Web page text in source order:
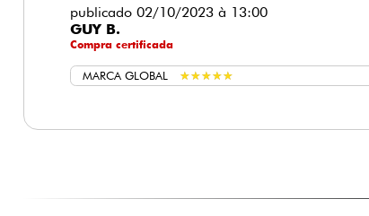
publicado 02/10/2023 à 13:00
GUY B.
Compra certificada
MARCA GLOBAL ★★★★★
★★★★★